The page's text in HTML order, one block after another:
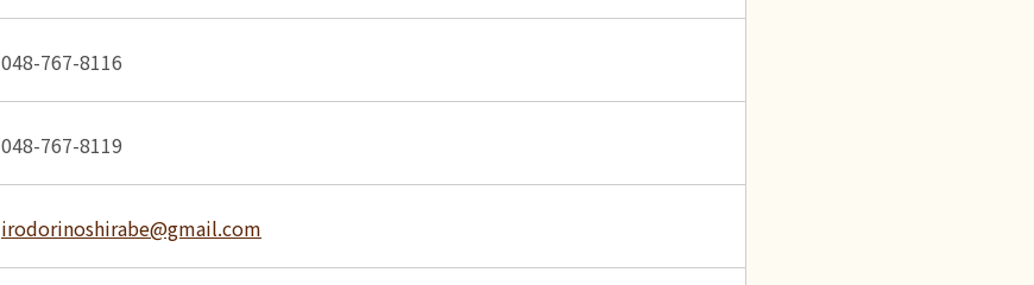
048-767-8116
048-767-8119
irodorinoshirabe@gmail.com